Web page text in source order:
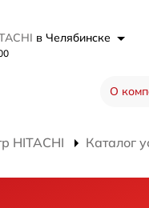
в Челябинске
О
HITACHI Каталог